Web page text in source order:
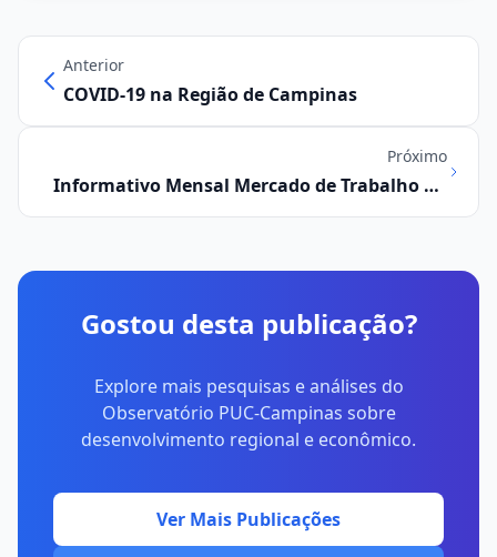
Anterior
COVID-19 na Região de Campinas
Próximo
Informativo Mensal Mercado de Trabalho na
Região Metropolitana de Campinas Março/
Gostou desta publicação?
Explore mais pesquisas e análises do
Observatório PUC-Campinas sobre
desenvolvimento regional e econômico.
Ver Mais Publicações